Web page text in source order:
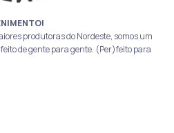
produtoras do Nordeste, somos um
de gente para gente. (Per)feito para